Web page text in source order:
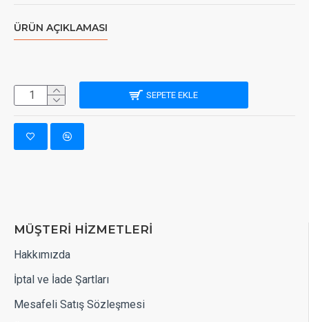
ÜRÜN AÇIKLAMASI
SEPETE EKLE
MÜŞTERİ HİZMETLERİ
Hakkımızda
İptal ve İade Şartları
Mesafeli Satış Sözleşmesi